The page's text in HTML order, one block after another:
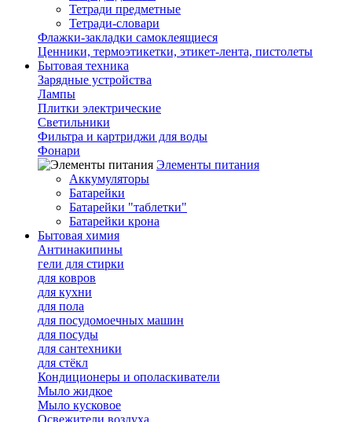
Тетради предметные
Тетради-словари
Флажки-закладки самоклеящиеся
Ценники, термоэтикетки, этикет-лента, пистолеты
Бытовая техника
Зарядные устройства
Лампы
Плитки электрические
Светильники
Фильтра и картриджи для воды
Фонари
Элементы питания
Аккумуляторы
Батарейки
Батарейки "таблетки"
Батарейки крона
Бытовая химия
Антинакипины
гели для стирки
для ковров
для кухни
для пола
для посудомоечных машин
для посуды
для сантехники
для стёкл
Кондиционеры и ополаскиватели
Мыло жидкое
Мыло кусковое
Освежители воздуха